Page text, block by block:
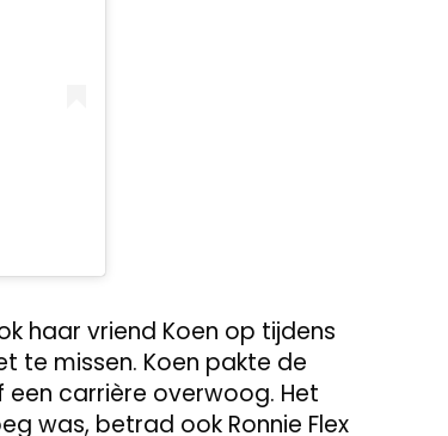
haar vriend Koen op tijdens
te missen. Koen pakte de
carrière overwoog. Het
was, betrad ook Ronnie Flex